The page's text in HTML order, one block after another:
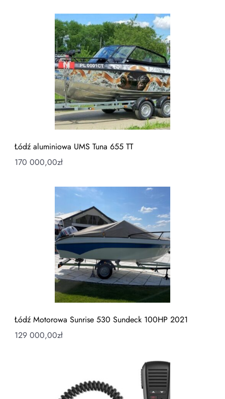
Łódź aluminiowa UMS Tuna 655 TT
170 000,00zł
Łódź Motorowa Sunrise 530 Sundeck 100HP 2021
129 000,00zł